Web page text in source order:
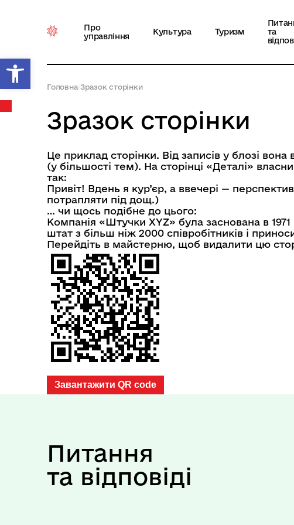
Відкрити Панель інструментів
Про
управління
Культура Туризм
та
Головна Зразок сторінки
Зразок сторінки
Це приклад сторінки. Від записів у блозі
(у більшості тем). На сторінці «Деталі»
так:
Привіт! Вдень я кур’єр, а ввечері —
потрапляти під дощ.)
… чи щось подібне до цього:
Компанія «Штучки XYZ» була заснована в 1971
штат з більш ніж 2000 співробітників і
Перейдіть в майстерню, щоб видалити цю
Завантажити QR code
Питання
та відповіді